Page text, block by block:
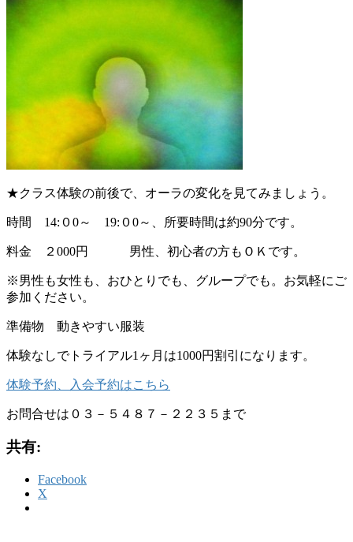
★クラス体験の前後で、オーラの変化を見てみましょう。
時間 14:０0～ 19:０0～ 、所要時間は約90分です。
料金 ２000円 男性、初心者の方もＯＫです。
※男性も女性も、おひとりでも、グループでも。お気軽にご
参加ください。
準備物 動きやすい服装
体験なしでトライアル1ヶ月は1000円割引になります。
体験予約、入会予約はこちら
お問合せは０３－５４８７－２２３５まで
共有:
Facebook
X